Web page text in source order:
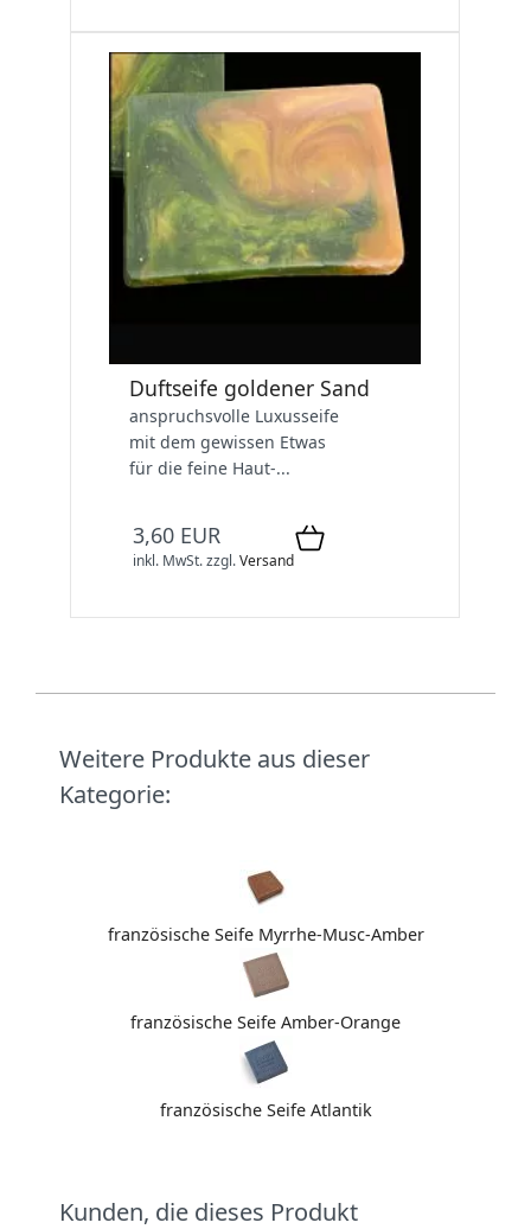
Duftseife goldener Sand
anspruchsvolle Luxusseife
mit dem gewissen Etwas
für die feine Haut-...
3,60 EUR
inkl. MwSt.zzgl.Versand
Weitere Produkte aus dieser
Kategorie:
französische Seife Myrrhe-Musc-Amber
französische Seife Amber-Orange
französische Seife Atlantik
Kunden, die dieses Produkt